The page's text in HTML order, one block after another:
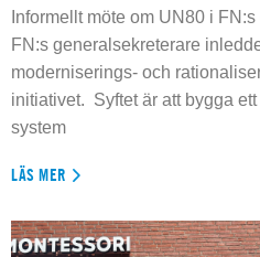
Informellt möte om UN80 i
FN:s generalsekreterare
moderniserings- och
initiativet. Syftet är att bygga
system
LÄS MER